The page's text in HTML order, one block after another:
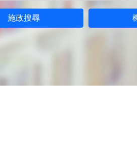
施政搜尋